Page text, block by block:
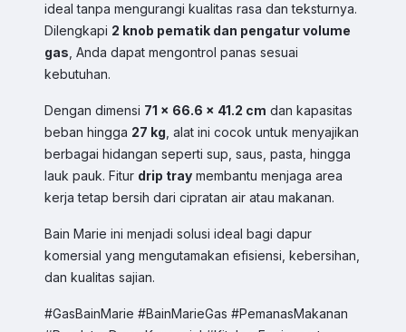
ideal tanpa mengurangi kualitas rasa dan teksturnya.
Dilengkapi 2 knob pematik dan pengatur volume
gas , Anda dapat mengontrol panas sesuai
kebutuhan.
Dengan dimensi 71 x 66.6 x 41.2 cm dan kapasitas
beban hingga 27 kg , alat ini cocok untuk menyajikan
berbagai hidangan seperti sup, saus, pasta, hingga
lauk pauk. Fitur drip tray membantu menjaga area
kerja tetap bersih dari cipratan air atau makanan.
Bain Marie ini menjadi solusi ideal bagi dapur
komersial yang mengutamakan efisiensi, kebersihan,
dan kualitas sajian.
#GasBainMarie #BainMarieGas #PemanasMakanan
Sales & Support
Pilih Kontak WhatsApp
Hilmi